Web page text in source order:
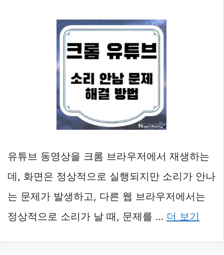
유튜브 동영상을 크롬 브라우저에서 재생하는
데, 화면은 정상적으로 실행되지만 소리가 안나
는 문제가 발생하고, 다른 웹 브라우저에서는
정상적으로 소리가 날 때, 문제를 … 더 보기